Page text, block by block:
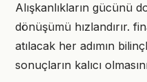
Alışkanlıkların gücünü
dönüşümü hızlandırır.
atılacak her adımın
sonuçların kalıcı